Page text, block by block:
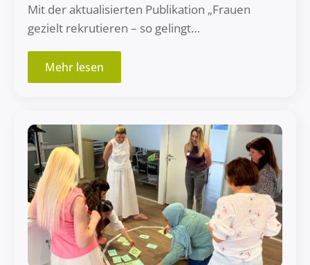
Mit der aktualisierten Publikation „Frauen
gezielt rekrutieren – so gelingt…
Mehr lesen